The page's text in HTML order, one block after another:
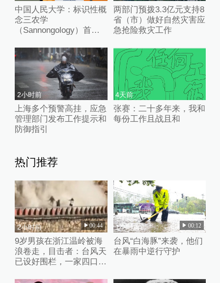
中国人民大学：标识性概
念三农学
（Sannongology）首次
两部门预拨3.3亿元支持8
省（市）做好自然灾害应
急抢险救灾工作
2小时前
上海多个预警高挂，应急
管理部门发布工作提示和
防御指引
4天前
张赛：二十多年来，我和
每份工作且战且和
热门推荐
2小时前 00:44
9岁男孩在浙江温岭被海
浪卷走，目击者：台风天
已设好围栏，一家四口翻
1小时前 00:12
台风“白海豚”来袭，他们
在暴雨中逆行守护